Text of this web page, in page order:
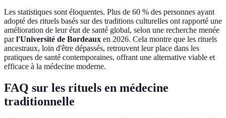
Les statistiques sont éloquentes. Plus de 60 % des personnes ayant
adopté des rituels basés sur des traditions culturelles ont rapporté une
amélioration de leur état de santé global, selon une recherche menée
parl'Université de Bordeaux en 2026. Cela montre que les rituels
ancestraux, loin d'être dépassés, retrouvent leur place dans les
pratiques de santé contemporaines, offrant une alternative viable et
efficace à la médecine moderne.
FAQ sur les rituels en médecine
traditionnelle